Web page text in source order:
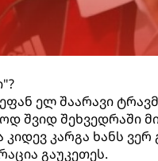
ელ შაარავი
შვიდ შეხვედრაში
კიდევ კარგა ხანს
გაუკეთეს.